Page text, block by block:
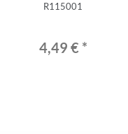
R115001
4,49 € *